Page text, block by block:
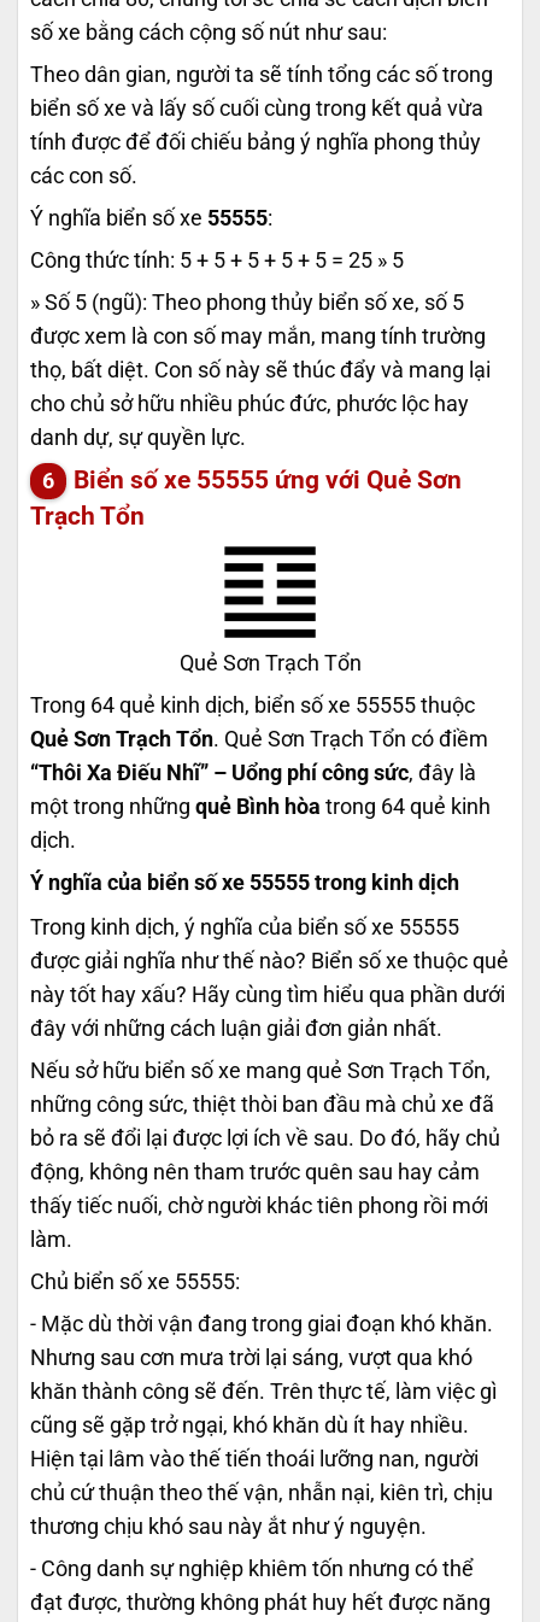
số xe bằng cách cộng số nút như sau:
Theo dân gian, người ta sẽ tính tổng các số trong
biển số xe và lấy số cuối cùng trong kết quả vừa
tính được để đối chiếu bảng ý nghĩa phong thủy
các con số.
Ý nghĩa biển số xe 55555:
Công thức tính: 5 + 5 + 5 + 5 + 5 = 25 » 5
» Số 5 (ngũ): Theo phong thủy biển số xe, số 5
được xem là con số may mắn, mang tính trường
thọ, bất diệt. Con số này sẽ thúc đẩy và mang lại
cho chủ sở hữu nhiều phúc đức, phước lộc hay
danh dự, sự quyền lực.
Biển số xe 55555 ứng với Quẻ Sơn
Trạch Tổn
Quẻ Sơn Trạch Tổn
Trong 64 quẻ kinh dịch, biển số xe 55555 thuộc
Quẻ Sơn Trạch Tổn. Quẻ Sơn Trạch Tổn có điềm
“Thôi Xa Điếu Nhĩ” – Uổng phí công sức, đây là
một trong những quẻ Bình hòa trong 64 quẻ kinh
dịch.
Ý nghĩa của biển số xe 55555 trong kinh dịch
Trong kinh dịch, ý nghĩa của biển số xe 55555
được giải nghĩa như thế nào? Biển số xe thuộc quẻ
này tốt hay xấu? Hãy cùng tìm hiểu qua phần dưới
đây với những cách luận giải đơn giản nhất.
Nếu sở hữu biển số xe mang quẻ Sơn Trạch Tổn,
những công sức, thiệt thòi ban đầu mà chủ xe đã
bỏ ra sẽ đổi lại được lợi ích về sau. Do đó, hãy chủ
động, không nên tham trước quên sau hay cảm
thấy tiếc nuối, chờ người khác tiên phong rồi mới
làm.
Chủ biển số xe 55555:
- Mặc dù thời vận đang trong giai đoạn khó khăn.
Nhưng sau cơn mưa trời lại sáng, vượt qua khó
khăn thành công sẽ đến. Trên thực tế, làm việc gì
cũng sẽ gặp trở ngại, khó khăn dù ít hay nhiều.
Hiện tại lâm vào thế tiến thoái lưỡng nan, người
chủ cứ thuận theo thế vận, nhẫn nại, kiên trì, chịu
thương chịu khó sau này ắt như ý nguyện.
- Công danh sự nghiệp khiêm tốn nhưng có thể
đạt được, thường không phát huy hết được năng